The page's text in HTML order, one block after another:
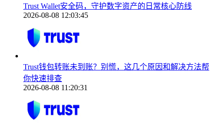
Trust Wallet安全码，守护数字资产的日常核心防线
2026-08-08 12:03:45
Trust钱包转账未到账？别慌，这几个原因和解决方法帮
你快速排查
2026-08-08 11:20:31